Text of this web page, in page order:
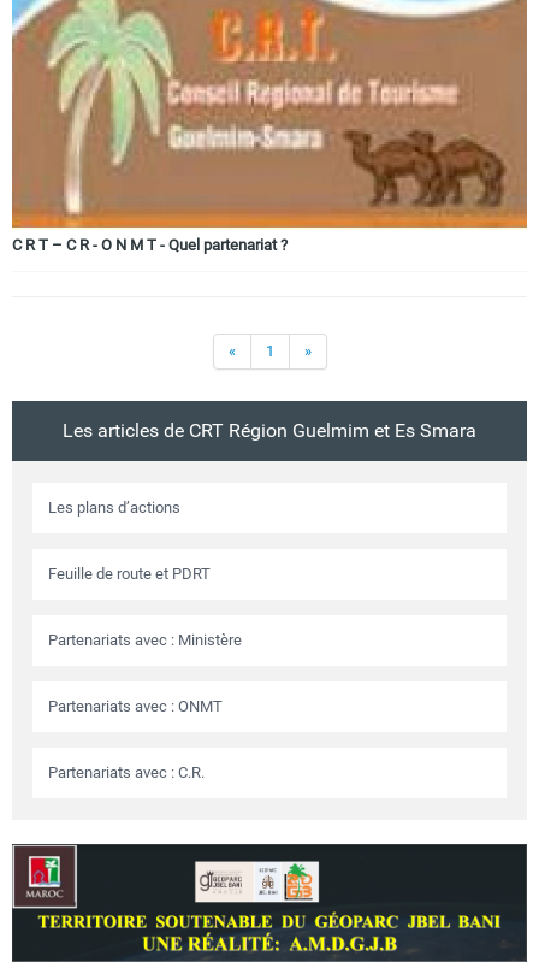
Circuits touristiques
Tourisme
Régions
Contact
C R T – C R - O N M T - Quel partenariat ?
« 1 »
Les articles de CRT Région Guelmim et Es Smara
Les plans d’actions
Feuille de route et PDRT
Partenariats avec : Ministère
Partenariats avec : ONMT
Partenariats avec : C.R.